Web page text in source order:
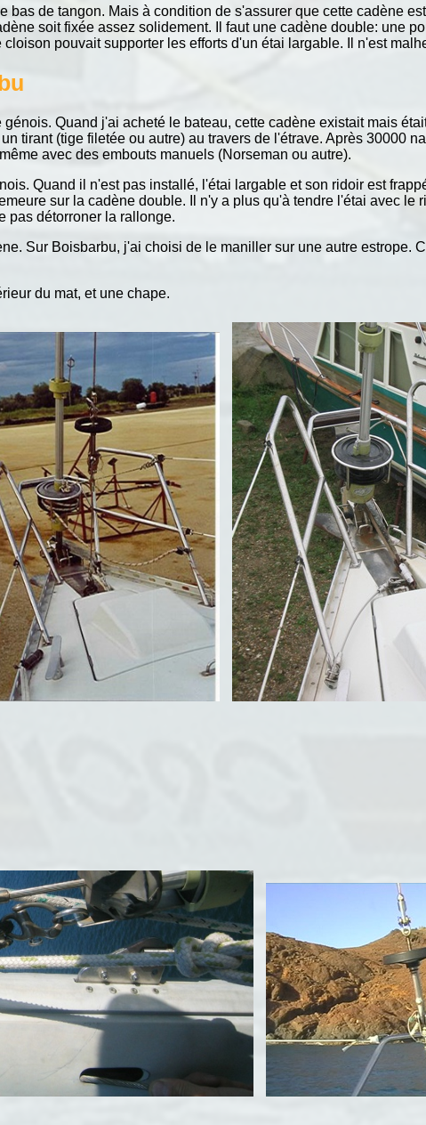
bas de tangon. Mais à condition de s'assurer que cette cadène
soit fixée assez solidement. Il faut une cadène double: une
pouvait supporter les efforts d'un étai largable. Il n'est
Quand j'ai acheté le bateau, cette cadène existait mais
tirant (tige filetée ou autre) au travers de l'étrave. Après 30000
avec des embouts manuels (Norseman ou autre).
Quand il n'est pas installé, l'étai largable et son ridoir est
sur la cadène double. Il n'y a plus qu'à tendre l'étai avec
pas détorroner la rallonge.
Sur Boisbarbu, j'ai choisi de le maniller sur une autre estrope.
du mat, et une chape.